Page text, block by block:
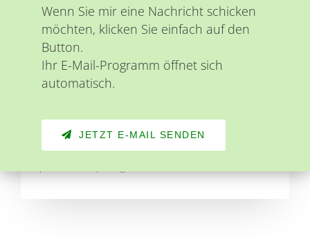
„Meine Beratung ist individuell an Ihre Bedürfnisse
und Vorlieben angepasst. Sie werden
beraten.“
Anna Köpper
Wenn Sie mir eine Nachricht schicken
möchten, klicken Sie einfach auf den
Button.
Ihr E-Mail-Programm öffnet sich
automatisch.
JETZT E-MAIL SENDEN